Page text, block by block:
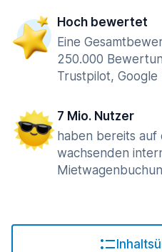
Hoch bewertet
Eine
250.000
Trustpilot,
7 Mio. Nutzer
haben bereits auf
wachsenden